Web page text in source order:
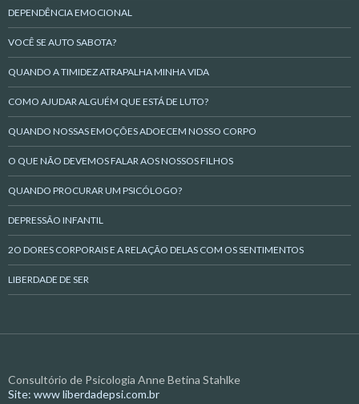
DEPENDÊNCIA EMOCIONAL
VOCÊ SE AUTO SABOTA?
QUANDO A TIMIDEZ ATRAPALHA MINHA VIDA
COMO AJUDAR ALGUÉM QUE ESTÁ DE LUTO?
QUANDO NOSSAS EMOÇÕES ADOECEM NOSSO CORPO
O QUE NÃO DEVEMOS FALAR AOS NOSSOS FILHOS
QUANDO PROCURAR UM PSICÓLOGO?
DEPRESSÃO INFANTIL
2O DORES CORPORAIS E A RELAÇÃO DELAS COM OS SENTIMENTOS
LIBERDADE DE SER
Consultório de Psicologia Anne Betina Stahlke
Site: www liberdadepsi.com.br